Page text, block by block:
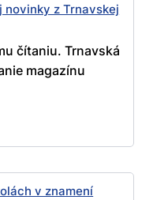
z Trnavskej
čítaniu. Trnavská
magazínu
v znamení